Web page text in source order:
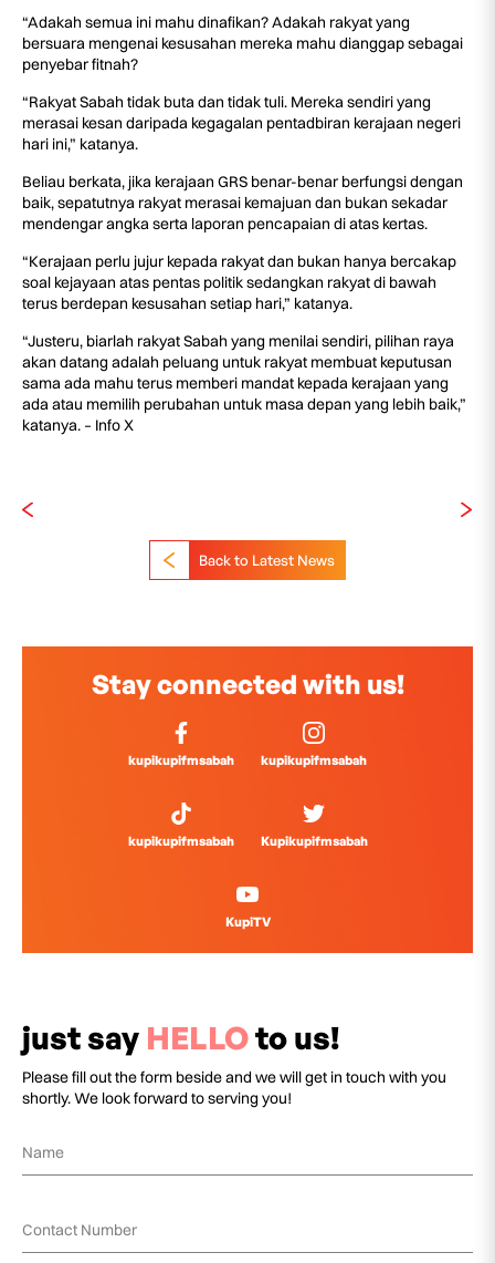
“Adakah semua ini mahu dinafikan? Adakah rakyat yang
bersuara mengenai kesusahan mereka mahu dianggap sebagai
penyebar fitnah?
“Rakyat Sabah tidak buta dan tidak tuli. Mereka sendiri yang
merasai kesan daripada kegagalan pentadbiran kerajaan negeri
hari ini,” katanya.
Beliau berkata, jika kerajaan GRS benar-benar berfungsi dengan
baik, sepatutnya rakyat merasai kemajuan dan bukan sekadar
mendengar angka serta laporan pencapaian di atas kertas.
“Kerajaan perlu jujur kepada rakyat dan bukan hanya bercakap
soal kejayaan atas pentas politik sedangkan rakyat di bawah
terus berdepan kesusahan setiap hari,” katanya.
“Justeru, biarlah rakyat Sabah yang menilai sendiri, pilihan raya
akan datang adalah peluang untuk rakyat membuat keputusan
sama ada mahu terus memberi mandat kepada kerajaan yang
ada atau memilih perubahan untuk masa depan yang lebih baik,”
katanya. – Info X
Back to Latest News
Stay connected with us!
kupikupifmsabah kupikupifmsabah
kupikupifmsabah Kupikupifmsabah
KupiTV
just say HELLOto us!
Please fill out the form beside and we will get in touch with you
shortly. We look forward to serving you!